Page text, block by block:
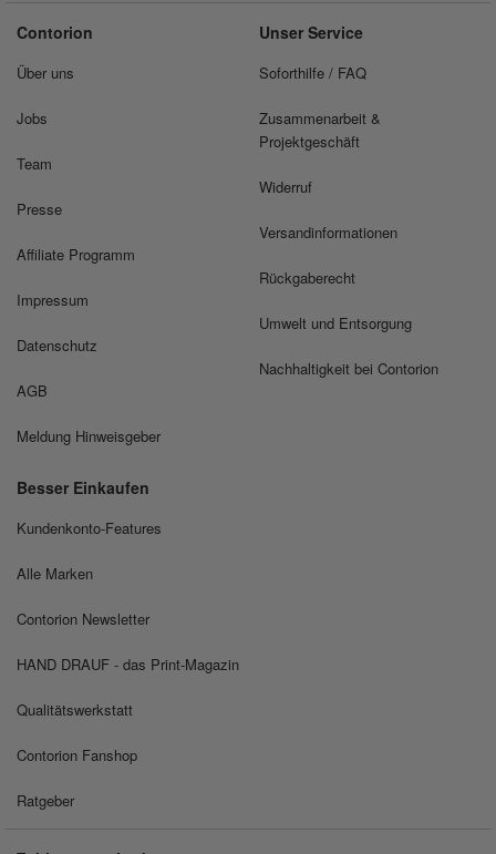
Contorion
Über uns
Jobs
Team
Presse
Affiliate Programm
Impressum
Datenschutz
AGB
Meldung Hinweisgeber
Unser Service
Soforthilfe / FAQ
Zusammenarbeit &
Projektgeschäft
Widerruf
Versandinformationen
Rückgaberecht
Umwelt und Entsorgung
Nachhaltigkeit bei Contorion
Besser Einkaufen
Kundenkonto-Features
Alle Marken
Contorion Newsletter
HAND DRAUF - das Print-Magazin
Qualitätswerkstatt
Contorion Fanshop
Ratgeber